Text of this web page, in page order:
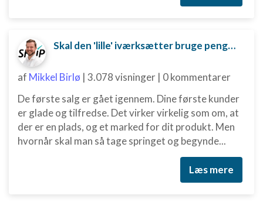
Skal den 'lille' iværksætter bruge penge på digital marketing?
af Mikkel Birlø | 3.078 visninger | 0 kommentarer
De første salg er gået igennem. Dine første kunder
er glade og tilfredse. Det virker virkelig som om, at
der er en plads, og et marked for dit produkt. Men
hvornår skal man så tage springet og begynde...
Læs mere